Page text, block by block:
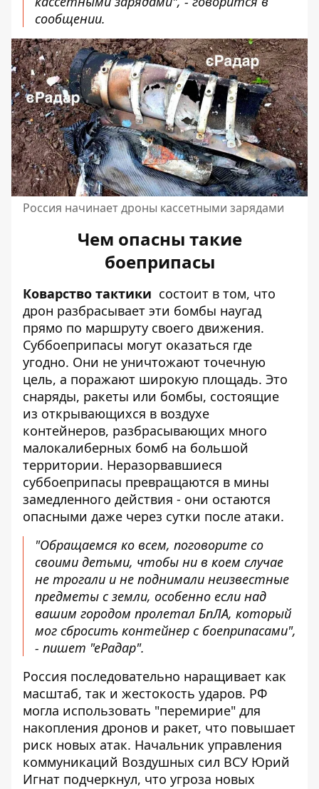
сообщении.
Россия начинает дроны кассетными зарядами
Чем опасны такие
боеприпасы
Коварство тактики состоит в том, что
дрон разбрасывает эти бомбы наугад
прямо по маршруту своего движения.
Суббоеприпасы могут оказаться где
угодно. Они не уничтожают точечную
цель, а поражают широкую площадь. Это
снаряды, ракеты или бомбы, состоящие
из открывающихся в воздухе
контейнеров, разбрасывающих много
малокалиберных бомб на большой
территории. Неразорвавшиеся
суббоеприпасы превращаются в мины
замедленного действия - они остаются
опасными даже через сутки после атаки.
"Обращаемся ко всем, поговорите со
своими детьми, чтобы ни в коем случае
не трогали и не поднимали неизвестные
предметы с земли, особенно если над
вашим городом пролетал БпЛА, который
мог сбросить контейнер с боеприпасами",
- пишет "еРадар".
Россия последовательно наращивает как
масштаб, так и жестокость ударов. РФ
могла использовать "перемирие" для
накопления дронов и ракет, что повышает
риск новых атак. Начальник управления
коммуникаций Воздушных сил ВСУ Юрий
Игнат подчеркнул, что угроза новых